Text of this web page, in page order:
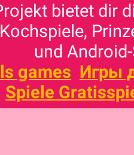
bietet dir
und
games Игры
Spiele